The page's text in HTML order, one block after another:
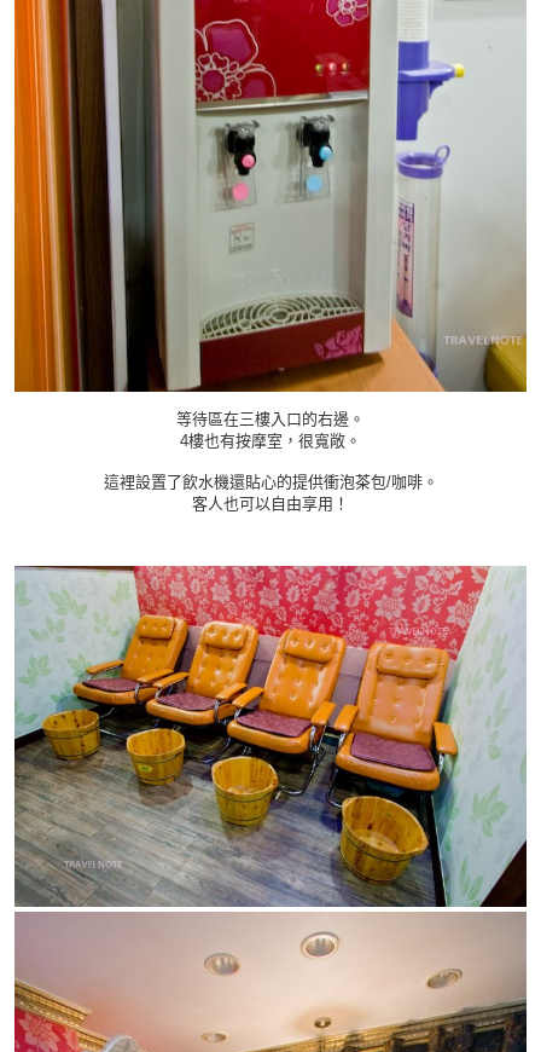
等待區在三樓入口的右邊。
4樓也有按摩室，很寬敞。
這裡設置了飲水機還貼心的提供衝泡茶包/咖啡。
客人也可以自由享用！